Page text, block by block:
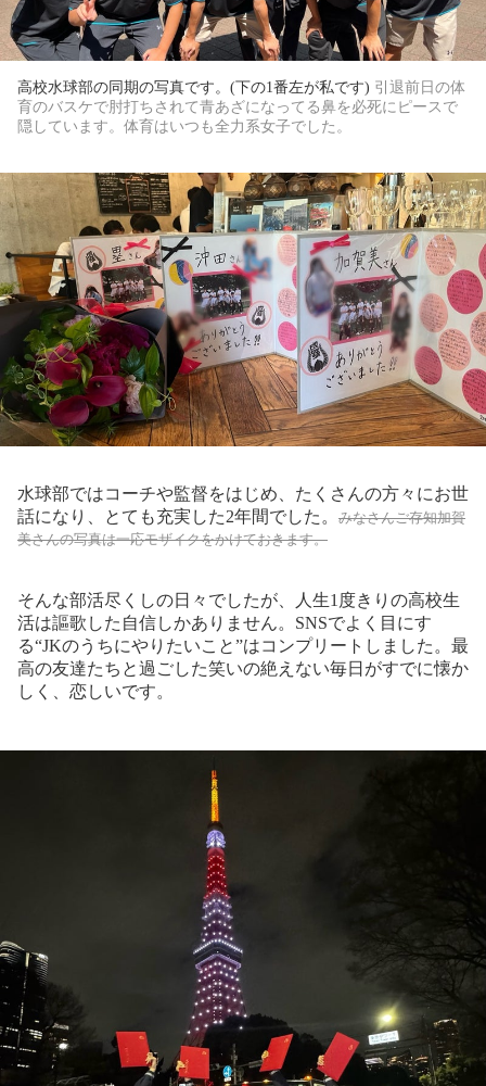
高校水球部の同期の写真です。(下の1番左が私です) 引退前日の体
育のバスケで肘打ちされて青あざになってる鼻を必死にピースで
隠しています。体育はいつも全力系女子でした。
水球部ではコーチや監督をはじめ、たくさんの方々にお世
話になり、とても充実した2年間でした。 みなさんご存知加賀
美さんの写真は一応モザイクをかけておきます。
そんな部活尽くしの日々でしたが、人生1度きりの高校生
活は謳歌した自信しかありません。SNSでよく目にす
る“JKのうちにやりたいこと”はコンプリートしました。最
高の友達たちと過ごした笑いの絶えない毎日がすでに懐か
しく、恋しいです。